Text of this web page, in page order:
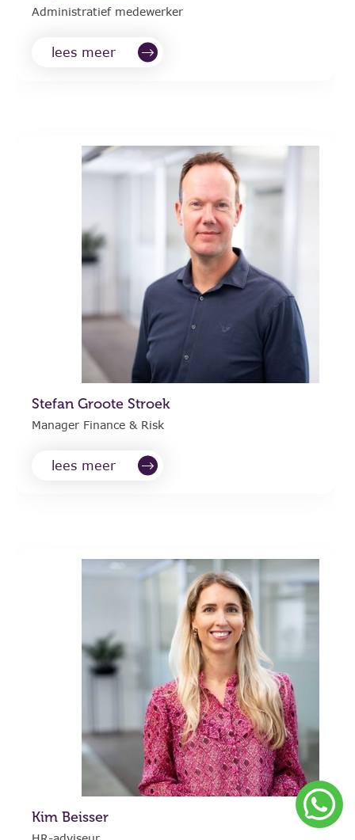
Administratief medewerker
lees meer
Stefan Groote Stroek
Manager Finance & Risk
lees meer
Kim Beisser